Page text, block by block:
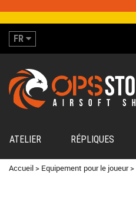
FR
ATELIER RÉPLIQUES
Accueil> Equipement pour le joueur>